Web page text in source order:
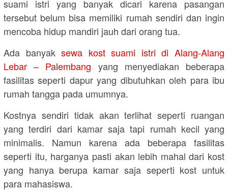
suami istri yang banyak dicari karena pasangan
tersebut belum bisa memiliki rumah sendiri dan ingin
mencoba hidup mandiri jauh dari orang tua.
Ada banyaksewa kost suami istri di Alang-Alang
Lebar – Palembang yang menyediakan beberapa
fasilitas seperti dapur yang dibutuhkan oleh para ibu
rumah tangga pada umumnya.
Kostnya sendiri tidak akan terlihat seperti ruangan
yang terdiri dari kamar saja tapi rumah kecil yang
minimalis. Namun karena ada beberapa fasilitas
seperti itu, harganya pasti akan lebih mahal dari kost
yang hanya berupa kamar saja seperti kost untuk
para mahasiswa.